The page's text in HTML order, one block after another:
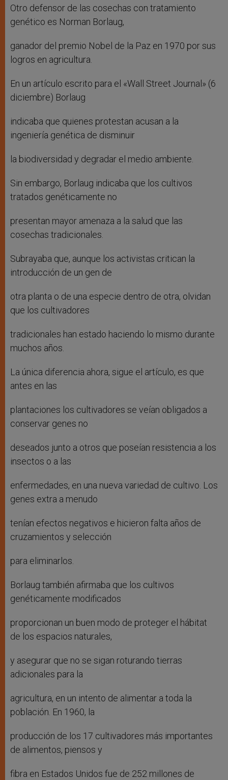
Otro defensor de las cosechas con tratamiento
genético es Norman Borlaug,
ganador del premio Nobel de la Paz en 1970 por sus
logros en agricultura.
En un artículo escrito para el «Wall Street Journal» (6
diciembre) Borlaug
indicaba que quienes protestan acusan a la
ingeniería genética de disminuir
la biodiversidad y degradar el medio ambiente.
Sin embargo, Borlaug indicaba que los cultivos
tratados genéticamente no
presentan mayor amenaza a la salud que las
cosechas tradicionales.
Subrayaba que, aunque los activistas critican la
introducción de un gen de
otra planta o de una especie dentro de otra, olvidan
que los cultivadores
tradicionales han estado haciendo lo mismo durante
muchos años.
La única diferencia ahora, sigue el artículo, es que
antes en las
plantaciones los cultivadores se veían obligados a
conservar genes no
deseados junto a otros que poseían resistencia a los
insectos o a las
enfermedades, en una nueva variedad de cultivo. Los
genes extra a menudo
tenían efectos negativos e hicieron falta años de
cruzamientos y selección
para eliminarlos.
Borlaug también afirmaba que los cultivos
genéticamente modificados
proporcionan un buen modo de proteger el hábitat
de los espacios naturales,
y asegurar que no se sigan roturando tierras
adicionales para la
agricultura, en un intento de alimentar a toda la
población. En 1960, la
producción de los 17 cultivadores más importantes
de alimentos, piensos y
fibra en Estados Unidos fue de 252 millones de